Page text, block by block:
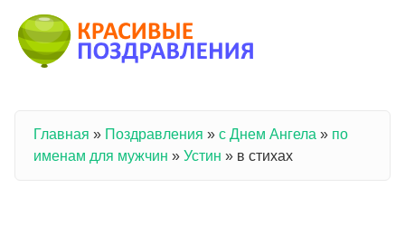
Вы здесь
Главная » Поздравления » с Днем Ангела » по
именам для мужчин » Устин » в стихах